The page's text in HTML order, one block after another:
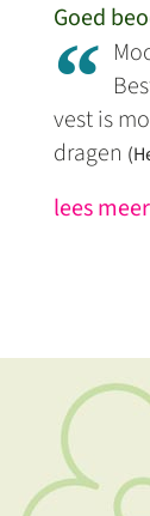
Goed
“
vest is
dragen
lees meer